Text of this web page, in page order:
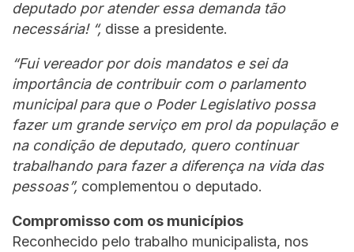
deputado por atender essa demanda tão
necessária! “, disse a presidente.
“Fui vereador por dois mandatos e sei da
importância de contribuir com o parlamento
municipal para que o Poder Legislativo possa
fazer um grande serviço em prol da população e
na condição de deputado, quero continuar
trabalhando para fazer a diferença na vida das
pessoas”, complementou o deputado.
Compromisso com os municípios
Reconhecido pelo trabalho municipalista, nos